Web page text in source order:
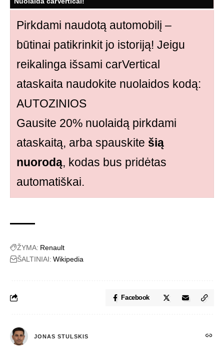
Pirkdami naudotą automobilį –
būtinai patikrinkit jo istoriją! Jeigu
reikalinga išsami carVertical
ataskaita naudokite nuolaidos kodą:
AUTOZINIOS
Gausite 20% nuolaidą pirkdami
ataskaitą, arba spauskite šią
nuorodą, kodas bus pridėtas
automatiškai.
ŽYMA: Renault
ŠALTINIAI: Wikipedia
Facebook
JONAS STULSKIS